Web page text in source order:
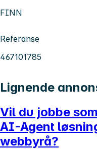
FINN
Referanse
467101785
Lignende
Vil du jobbe
AI-Agent
webbyrå?